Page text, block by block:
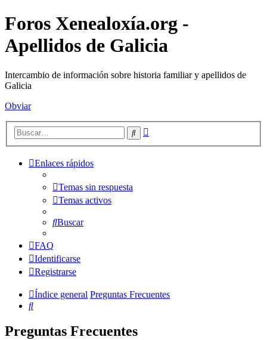
Foros Xenealoxía.org -
Apellidos de Galicia
Intercambio de información sobre historia familiar y apellidos de
Galicia
Obviar
Buscar
Enlaces rápidos
Temas sin respuesta
Temas activos
Buscar
FAQ
Identificarse
Registrarse
Índice general Preguntas Frecuentes
Buscar
Preguntas Frecuentes